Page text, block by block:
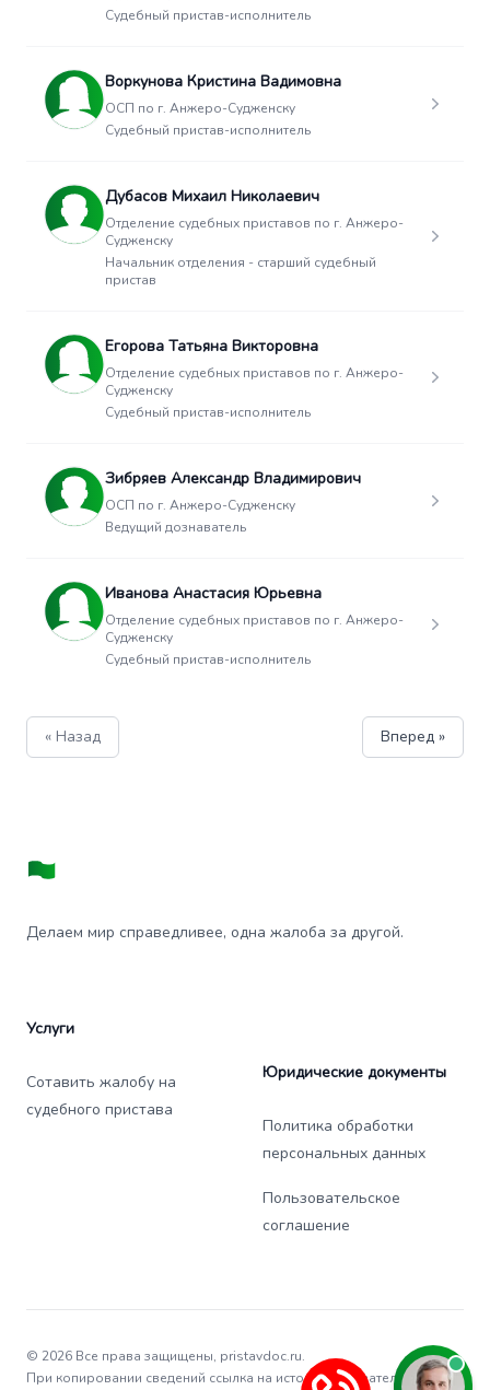
Судебный пристав-исполнитель
Воркунова Кристина Вадимовна
ОСП по г. Анжеро-Судженску
Судебный пристав-исполнитель
Дубасов Михаил Николаевич
Отделение судебных приставов по г. Анжеро-
Судженску
Начальник отделения - старший судебный
пристав
Егорова Татьяна Викторовна
Отделение судебных приставов по г. Анжеро-
Судженску
Судебный пристав-исполнитель
Зибряев Александр Владимирович
ОСП по г. Анжеро-Судженску
Ведущий дознаватель
Иванова Анастасия Юрьевна
Отделение судебных приставов по г. Анжеро-
Судженску
Судебный пристав-исполнитель
« Назад Вперед »
Делаем мир справедливее, одна жалоба за другой.
Услуги
Сотавить жалобу на
судебного пристава
Юридические документы
Политика обработки
персональных данных
Пользовательское
соглашение
© 2026 Все права защищены, pristavdoc.ru.
При копировании сведений ссылка на источник обязательна.